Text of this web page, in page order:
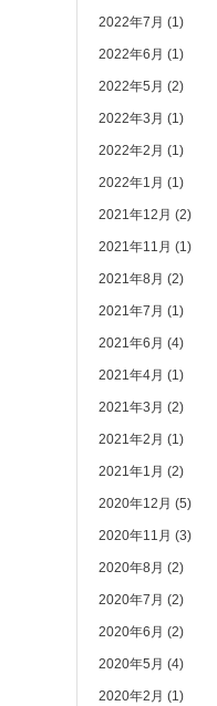
2022年7月 (1)
2022年6月 (1)
2022年5月 (2)
2022年3月 (1)
2022年2月 (1)
2022年1月 (1)
2021年12月 (2)
2021年11月 (1)
2021年8月 (2)
2021年7月 (1)
2021年6月 (4)
2021年4月 (1)
2021年3月 (2)
2021年2月 (1)
2021年1月 (2)
2020年12月 (5)
2020年11月 (3)
2020年8月 (2)
2020年7月 (2)
2020年6月 (2)
2020年5月 (4)
2020年2月 (1)